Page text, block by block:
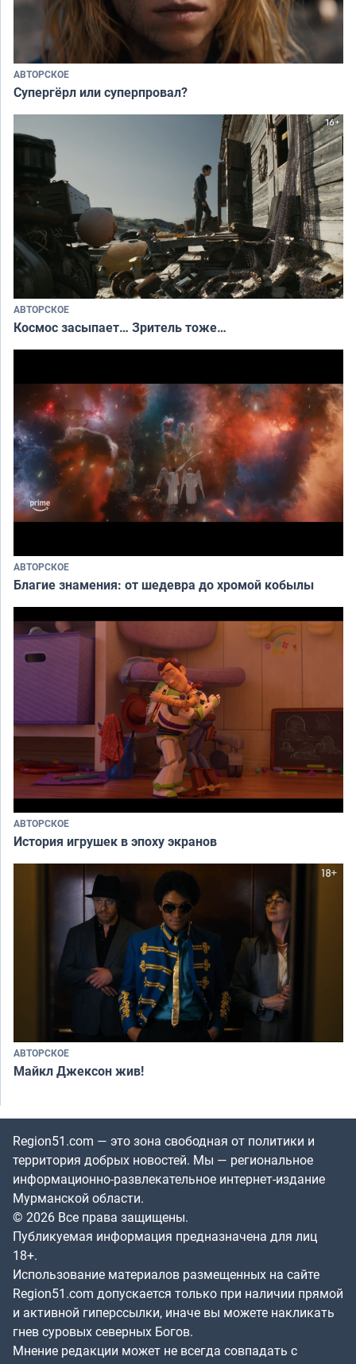
АВТОРСКОЕ
Супергёрл или суперпровал?
АВТОРСКОЕ
Космос засыпает… Зритель тоже…
АВТОРСКОЕ
Благие знамения: от шедевра до хромой кобылы
АВТОРСКОЕ
История игрушек в эпоху экранов
АВТОРСКОЕ
Майкл Джексон жив!
Region51.com — это зона свободная от политики и
территория добрых новостей. Мы — региональное
информационно-развлекательное интернет-издание
Мурманской области.
© 2026 Все права защищены.
Публикуемая информация предназначена для лиц
18+.
Использование материалов размещенных на сайте
Region51.com допускается только при наличии прямой
и активной гиперссылки, иначе вы можете накликать
гнев суровых северных Богов.
Мнение редакции может не всегда совпадать с